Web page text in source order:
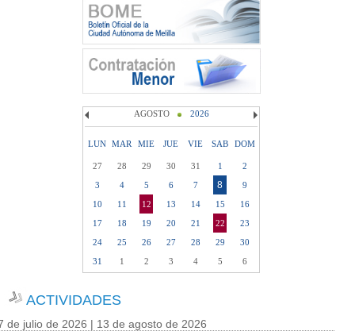
AGOSTO 2026
LUN MAR MIE JUE VIE SAB DOM
27 28 29 30 31 1
2
3
4 5 6 7 8
9
10
11 12 13 14 15
16
17
18 19 20 21 22
23
24
25 26 27 28 29
30
31
1 2 3 4 5 6
ACTIVIDADES
de julio de 2026 | 13 de agosto de 2026